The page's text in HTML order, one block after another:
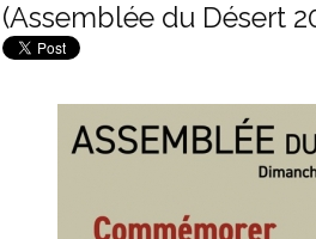
(Assemblée du Désert